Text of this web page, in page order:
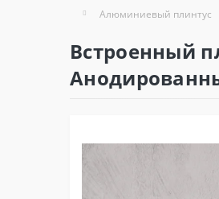
Алюминиевый плинтус
Встроенный